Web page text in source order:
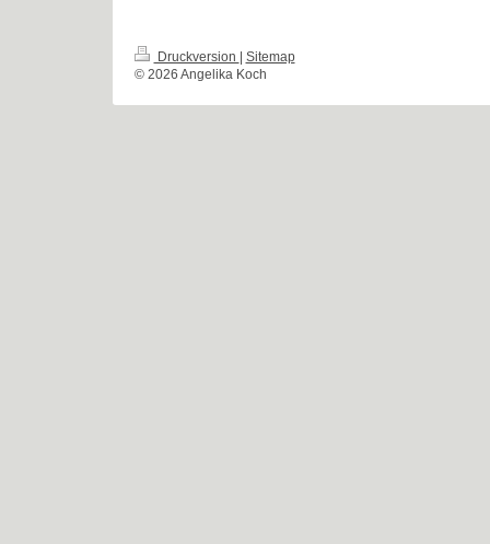
Druckversion
Sitemap
© 2026 Angelika Koch